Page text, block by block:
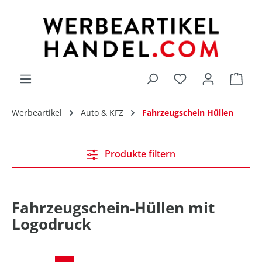
Du hast 0
Werbeartikel Auto & KFZ Fahrzeugschein Hüllen
Fahrzeugschein-Hüllen mit
Logodruck
Produkte filtern